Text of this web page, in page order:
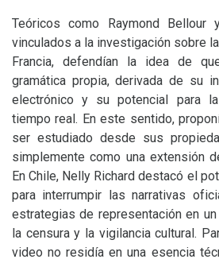
Teóricos como Raymond Bellour
vinculados a la investigación sobre
Francia, defendían la idea de
gramática propia, derivada de su
electrónico y su potencial para
tiempo real. En este sentido,
ser estudiado desde sus
simplemente como una extensión
En Chile, Nelly Richard destacó el
para interrumpir las narrativas
estrategias de representación en
la censura y la vigilancia cultural.
video no residía en una esencia